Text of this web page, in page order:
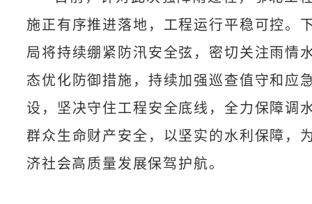
施正有序推进落地，工程运行平稳可控。
局将持续绷紧防汛安全弦，密切关注雨情
态优化防御措施，持续加强巡查值守和应
设，坚决守住工程安全底线，全力保障调
群众生命财产安全，以坚实的水利保障，
济社会高质量发展保驾护航。